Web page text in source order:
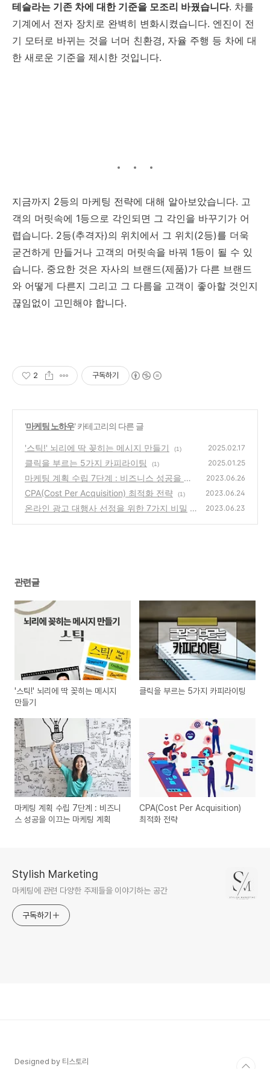
테슬라는 기존 차에 대한 기준을 모조리 바꿨습니다. 차를
기계에서 전자 장치로 완벽히 변화시켰습니다. 엔진이 전
기 모터로 바뀌는 것을 너머 친환경, 자율 주행 등 차에 대
한 새로운 기준을 제시한 것입니다.
지금까지 2등의 마케팅 전략에 대해 알아보았습니다. 고
객의 머릿속에 1등으로 각인되면 그 각인을 바꾸기가 어
렵습니다. 2등(추격자)의 위치에서 그 위치(2등)를 더욱
굳건하게 만들거나 고객의 머릿속을 바꿔 1등이 될 수 있
습니다. 중요한 것은 자사의 브랜드(제품)가 다른 브랜드
와 어떻게 다른지 그리고 그 다름을 고객이 좋아할 것인지
끊임없이 고민해야 합니다.
2 구독하기
'마케팅 노하우' 카테고리의 다른 글
'스틱!' 뇌리에 딱 꽂히는 메시지 만들기 (1) 2025.02.17
클릭을 부르는 5가지 카피라이팅 (1) 2025.01.25
마케팅 계획 수립 7단계 : 비즈니스 성공을 이
끄는 마케팅 계획
(0)
2023.06.26
CPA(Cost Per Acquisition) 최적화 전략 (1) 2023.06.24
온라인 광고 대행사 선정을 위한 7가지 비밀 2023.06.23
관련글
'스틱!' 뇌리에 딱 꽂히는 메시지
만들기
클릭을 부르는 5가지 카피라이팅
마케팅 계획 수립 7단계 : 비즈니
스 성공을 이끄는 마케팅 계획
CPA(Cost Per Acquisition)
최적화 전략
Stylish Marketing
마케팅에 관련 다양한 주제들을 이야기하는 공간
구독하기
Designed by 티스토리